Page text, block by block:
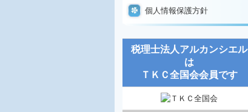
個人情報保護方針
税理士法人アルカンシエル
は
ＴＫＣ全国会会員です